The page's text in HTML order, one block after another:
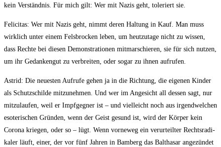
kein Ver­ständ­nis. Für mich gilt: Wer mit Nazis geht, tole­riert sie.
Feli­ci­tas: Wer mit Nazis geht, nimmt deren Hal­tung in Kauf. Man muss
wirk­lich unter einem Fels­bro­cken leben, um heut­zu­ta­ge nicht zu wis­sen,
dass Rech­te bei die­sen Demons­tra­tio­nen mit­mar­schie­ren, sie für sich nut­zen,
um ihr Gedan­ken­gut zu ver­brei­ten, oder sogar zu ihnen aufrufen.
Astrid: Die neu­es­ten Auf­ru­fe gehen ja in die Rich­tung, die eige­nen Kin­der
als Schutz­schil­de mit­zu­neh­men. Und wer im Ange­sicht all des­sen sagt, nur
mit­zu­lau­fen, weil er Impf­geg­ner ist – und viel­leicht noch aus irgend­wel­chen
eso­te­ri­schen Grün­den, wenn der Geist gesund ist, wird der Kör­per kein
Coro­na krie­gen, oder so – lügt. Wenn vor­ne­weg ein ver­ur­teil­ter Rechts­ra­di­
ka­ler läuft, einer, der vor fünf Jah­ren in Bam­berg das Bal­tha­sar ange­zün­det